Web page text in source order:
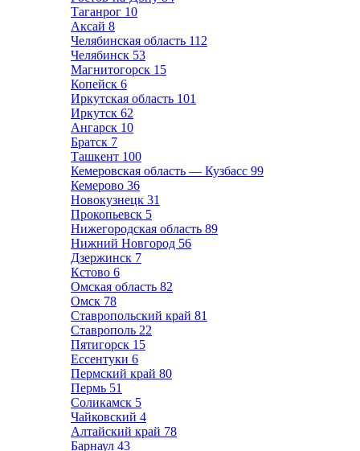
Таганрог 10
Аксай 8
Челябинская область 112
Челябинск 53
Магнитогорск 15
Копейск 6
Иркутская область 101
Иркутск 62
Ангарск 10
Братск 7
Ташкент 100
Кемеровская область — Кузбасс 99
Кемерово 36
Новокузнецк 31
Прокопьевск 5
Нижегородская область 89
Нижний Новгород 56
Дзержинск 7
Кстово 6
Омская область 82
Омск 78
Ставропольский край 81
Ставрополь 22
Пятигорск 15
Ессентуки 6
Пермский край 80
Пермь 51
Соликамск 5
Чайковский 4
Алтайский край 78
Барнаул 43